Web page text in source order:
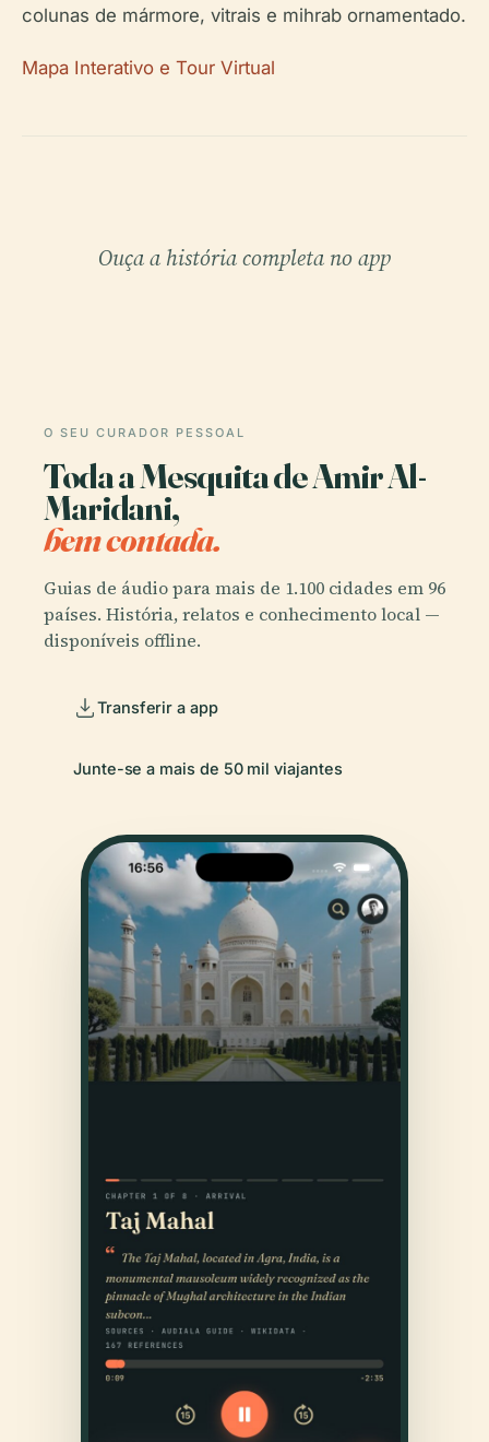
colunas de mármore, vitrais e mihrab ornamentado.
Mapa Interativo e Tour Virtual
Ouça a história completa no app
O SEU CURADOR PESSOAL
Toda a Mesquita de Amir Al-
Maridani,
bem contada.
Guias de áudio para mais de 1.100 cidades em 96
países. História, relatos e conhecimento local —
disponíveis offline.
Transferir a app
Junte-se a mais de 50 mil viajantes